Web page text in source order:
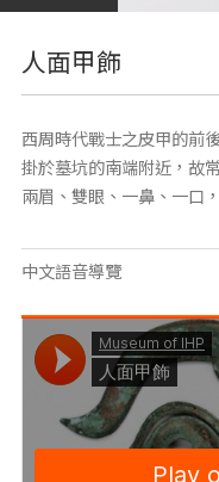
人面甲飾
西周時代戰士之皮甲的前
掛於墓坑的南端附近，故
兩眉、雙眼、一鼻、一口
中文語音導覽